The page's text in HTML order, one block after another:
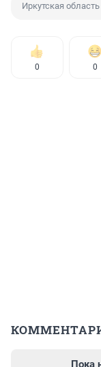
Иркутская область
0 0
Пока